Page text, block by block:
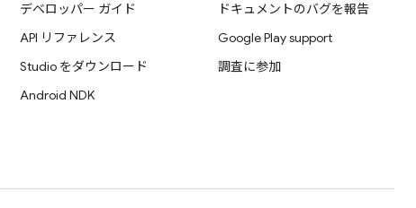
デベロッパー ガイド
API リファレンス
Studio をダウンロード
Android NDK
ドキュメントのバグを報告
Google Play support
調査に参加